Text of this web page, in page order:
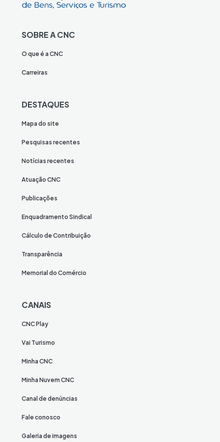
SOBRE A CNC
O que é a CNC
Carreiras
DESTAQUES
Mapa do site
Pesquisas recentes
Notícias recentes
Atuação CNC
Publicações
Enquadramento Sindical
Cálculo de Contribuição
Transparência
Memorial do Comércio
CANAIS
CNC Play
Vai Turismo
Minha CNC
Minha Nuvem CNC
Canal de denúncias
Fale conosco
Galeria de imagens